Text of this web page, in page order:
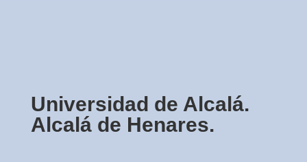
Universidad de Alcalá.
Alcalá de Henares.